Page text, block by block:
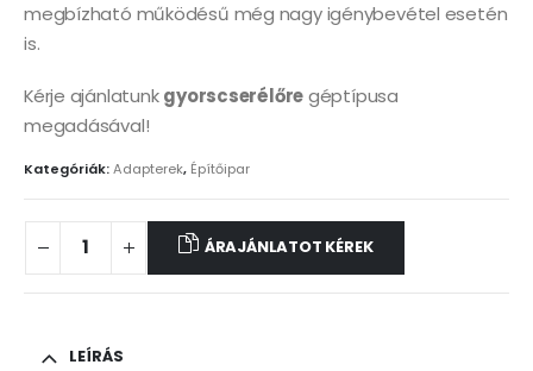
megbízható működésű még nagy igénybevétel esetén
is.
Kérje ajánlatunkgyorscserélőregéptípusa
megadásával!
Kategóriák:Adapterek, Építőipar
ÁRAJÁNLATOT KÉREK
LEÍRÁS